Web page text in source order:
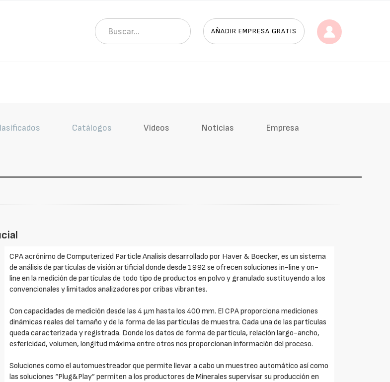
AÑADIR EMPRESA GRATIS
Catálogos Vídeos Noticias Empresa
CPA acrónimo de Computerized Particle Analisis desarrollado por Haver & Boecker, es un sistema
de análisis de partículas de visión artificial donde desde 1992 se ofrecen soluciones in-line y on-
line en la medición de partículas de todo tipo de productos en polvo y granulado sustituyendo a los
convencionales y limitados analizadores por cribas vibrantes.
Con capacidades de medición desde las 4 µm hasta los 400 mm. El CPA proporciona mediciones
dinámicas reales del tamaño y de la forma de las partículas de muestra. Cada una de las partículas
queda caracterizada y registrada. Donde los datos de forma de partícula, relación largo-ancho,
esfericidad, volumen, longitud máxima entre otros nos proporcionan información del proceso.
Soluciones como el automuestreador que permite llevar a cabo un muestreo automático así como
las soluciones “Plug&Play” permiten a los productores de Minerales supervisar su producción en